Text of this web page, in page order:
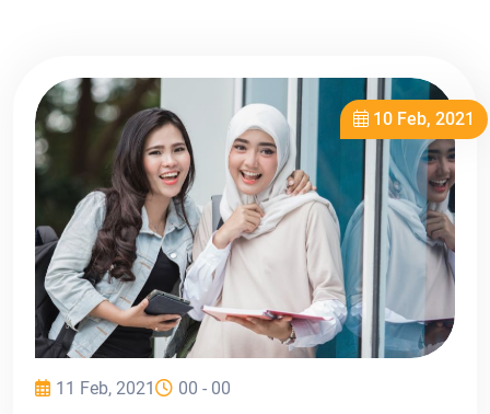
10 Feb, 2021
11 Feb, 2021 00 - 00